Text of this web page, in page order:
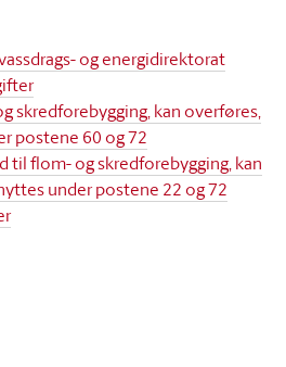
og energidirektorat
skredforebygging, kan overføres,
postene 60 og 72
til flom- og skredforebygging, kan
under postene 22 og 72